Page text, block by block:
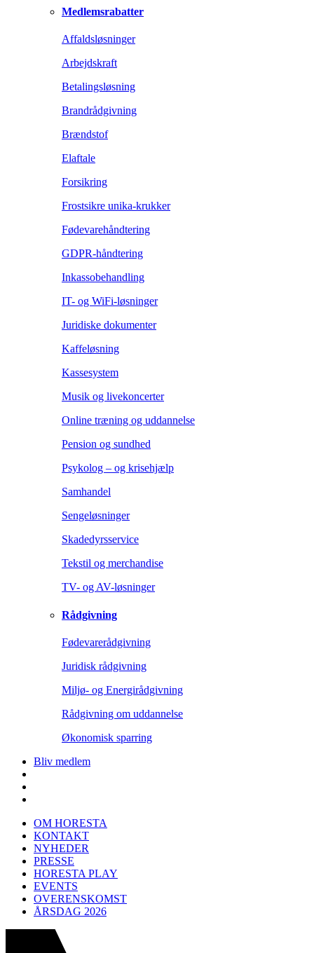
Medlemsrabatter
Affaldsløsninger
Arbejdskraft
Betalingsløsning
Brandrådgivning
Brændstof
Elaftale
Forsikring
Frostsikre unika-krukker
Fødevarehåndtering
GDPR-håndtering
Inkassobehandling
IT- og WiFi-løsninger
Juridiske dokumenter
Kaffeløsning
Kassesystem
Musik og livekoncerter
Online træning og uddannelse
Pension og sundhed
Psykolog – og krisehjælp
Samhandel
Sengeløsninger
Skadedyrsservice
Tekstil og merchandise
TV- og AV-løsninger
Rådgivning
Fødevarerådgivning
Juridisk rådgivning
Miljø- og Energirådgivning
Rådgivning om uddannelse
Økonomisk sparring
Bliv medlem
OM HORESTA
KONTAKT
NYHEDER
PRESSE
HORESTA PLAY
EVENTS
OVERENSKOMST
ÅRSDAG 2026